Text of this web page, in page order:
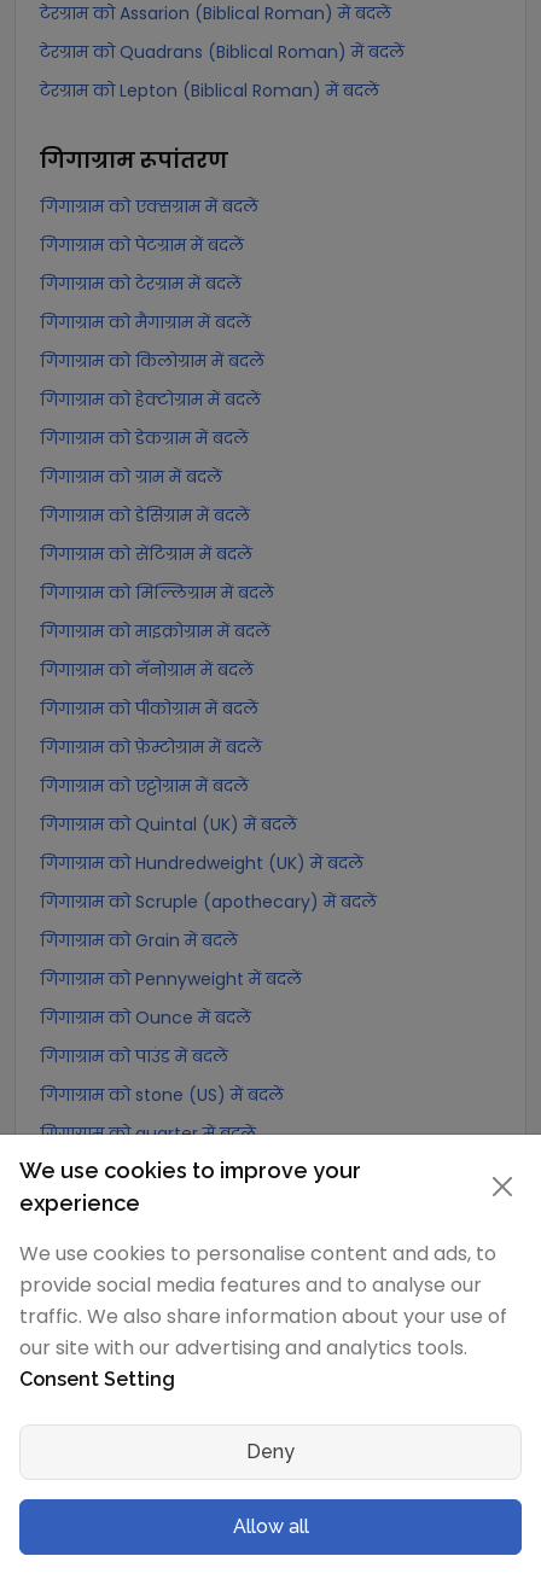
टेरग्राम को Assarion (Biblical Roman) में बदलें
टेरग्राम को Quadrans (Biblical Roman) में बदलें
टेरग्राम को Lepton (Biblical Roman) में बदलें
गिगाग्रामरूपांतरण
गिगाग्राम को एक्सग्राम में बदलें
गिगाग्राम को पेटग्राम में बदलें
गिगाग्राम को टेरग्राम में बदलें
गिगाग्राम को मैगाग्राम में बदलें
गिगाग्राम को किलोग्राम में बदलें
गिगाग्राम को हेक्टोग्राम में बदलें
गिगाग्राम को डेकग्राम में बदलें
गिगाग्राम को ग्राम में बदलें
गिगाग्राम को डेसिग्राम में बदलें
गिगाग्राम को सेंटिग्राम में बदलें
गिगाग्राम को मिल्लिग्राम में बदलें
गिगाग्राम को माइक्रोग्राम में बदलें
गिगाग्राम को नॅनोग्राम में बदलें
गिगाग्राम को पीकोग्राम में बदलें
गिगाग्राम को फ़ेम्टोग्राम में बदलें
गिगाग्राम को एट्टोग्राम में बदलें
गिगाग्राम को Quintal (UK) में बदलें
गिगाग्राम को Hundredweight (UK) में बदलें
गिगाग्राम को Scruple (apothecary) में बदलें
गिगाग्राम को Grain में बदलें
गिगाग्राम को Pennyweight में बदलें
गिगाग्राम को Ounce में बदलें
गिगाग्राम को पाउंड में बदलें
गिगाग्राम को stone (US) में बदलें
गिगाग्राम को quarter में बदलें
गिगाग्राम को Slug में बदलें
गिगाग्राम को Kilopound (kip) में बदलें
गिगाग्राम को टन (Long टन) में बदलें
गिगाग्राम को US टन (Short टन) में बदलें
गिगाग्राम को Tonne (Metric टन) में बदलें
गिगाग्राम को Quintal (metric) में बदलें
गिगाग्राम को Kiloton (metric) में बदलें
गिगाग्राम को Carat में बदलें
गिगाग्राम को Atomic mass unit में बदलें
गिगाग्राम को Gamma में बदलें
We use cookies to improve your
experience
We use cookies to personalise content and ads, to
provide social media features and to analyse our
traffic. We also share information about your use of
our site with our advertising and analytics tools.
Consent Setting
Deny
Allow all